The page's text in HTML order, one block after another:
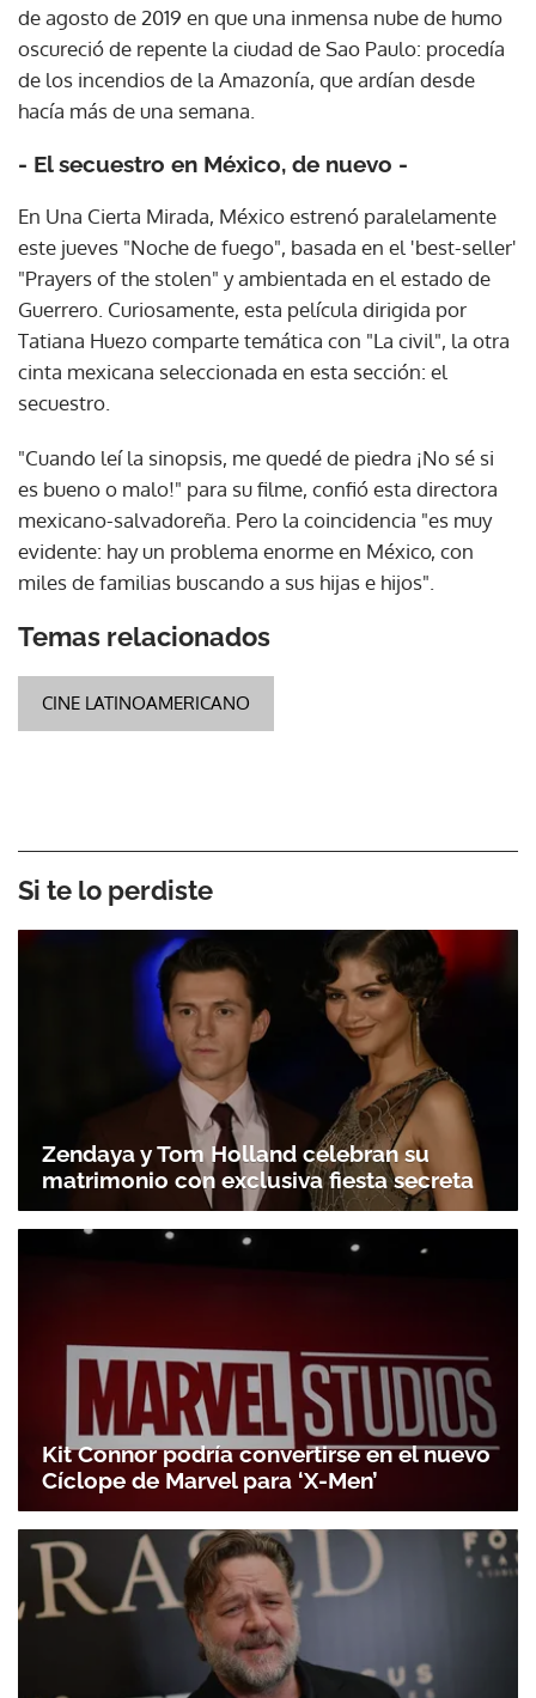
de agosto de 2019 en que una inmensa nube de humo
oscureció de repente la ciudad de Sao Paulo: procedía
de los incendios de la Amazonía, que ardían desde
hacía más de una semana.
- El secuestro en México, de nuevo -
En Una Cierta Mirada, México estrenó paralelamente
este jueves "Noche de fuego", basada en el 'best-seller'
"Prayers of the stolen" y ambientada en el estado de
Guerrero. Curiosamente, esta película dirigida por
Tatiana Huezo comparte temática con "La civil", la otra
cinta mexicana seleccionada en esta sección: el
secuestro.
"Cuando leí la sinopsis, me quedé de piedra ¡No sé si
es bueno o malo!" para su filme, confió esta directora
mexicano-salvadoreña. Pero la coincidencia "es muy
evidente: hay un problema enorme en México, con
miles de familias buscando a sus hijas e hijos".
Temas relacionados
CINE LATINOAMERICANO
Si te lo perdiste
Zendaya y Tom Holland celebran su
matrimonio con exclusiva fiesta secreta
Kit Connor podría convertirse en el nuevo
Cíclope de Marvel para ‘X-Men’